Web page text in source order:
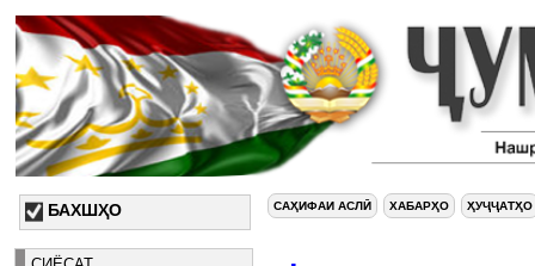
БАХШҲО САҲИФАИ АСЛӢ ХАБАРҲО ҲУҶҶАТҲО